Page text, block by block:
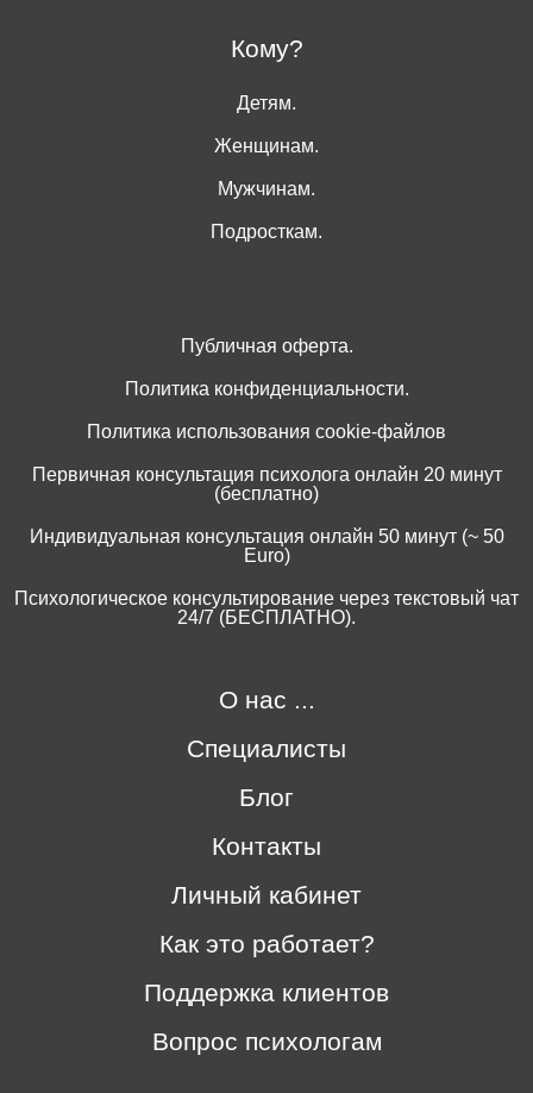
Кому?
Детям.
Женщинам.
Мужчинам.
Подросткам.
Публичная оферта.
Политика конфиденциальности.
Политика использования cookie-файлов
Первичная консультация психолога онлайн 20 минут
(бесплатно)
Индивидуальная консультация онлайн 50 минут (~ 50
Euro)
Психологическое консультирование через текстовый чат
24/7 (БЕСПЛАТНО).
О нас ...
Специалисты
Блог
Контакты
Личный кабинет
Как это работает?
Поддержка клиентов
Вопрос психологам